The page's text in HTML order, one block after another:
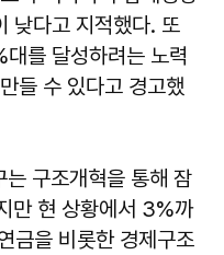
낮다고 지적했다. 또
를 달성하려는 노력
들 수 있다고 경고했
구조개혁을 통해 잠
만 현 상황에서 3%까
금을 비롯한 경제구조